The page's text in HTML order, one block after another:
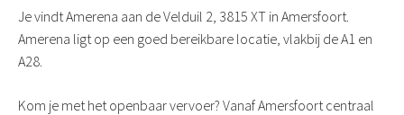
Je vindt Amerena aan de Velduil 2, 3815 XT in Amersfoort.
Amerena ligt op een goed bereikbare locatie, vlakbij de A1 en
A28.
Kom je met het openbaar vervoer? Vanaf Amersfoort centraal